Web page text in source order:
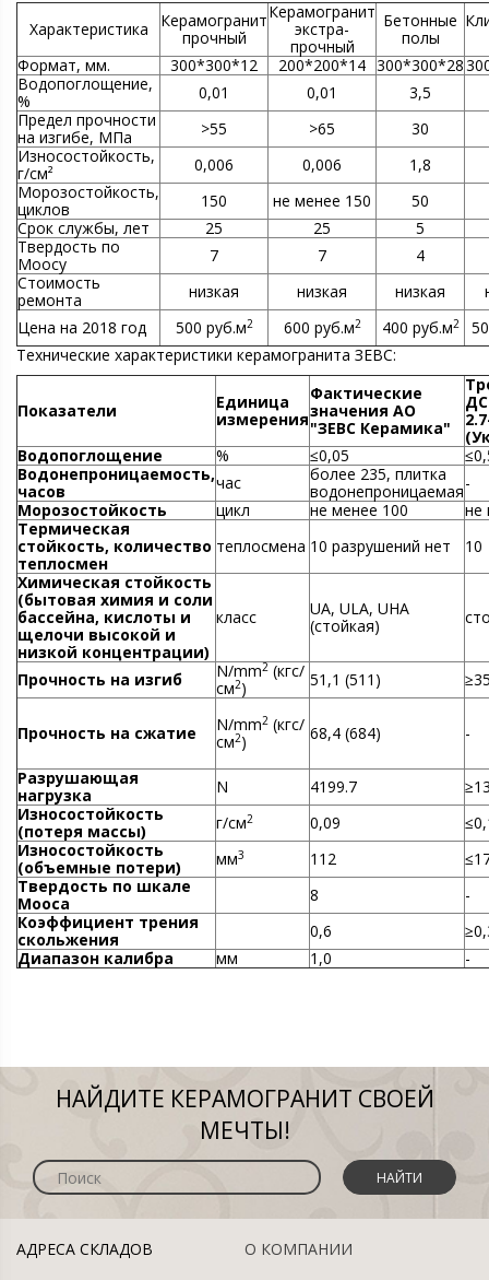
Характеристика
Керамогранит
прочный
Керамогранит
экстра-
прочный
Бетонные
полы
Формат, мм. 300*300*12 200*200*14 300*300*28
Водопоглощение,
%
0,01 0,01
3,5
Предел прочности
на изгибе, МПа
>55 >65
30
Износостойкость,
г/см²
0,006 0,006
1,8
Морозостойкость,
циклов
150 не менее 150
50
Срок службы, лет
25 25
5
Твердость по
Моосу
7 7
4
Стоимость
ремонта
низкая низкая низкая
Цена на 2018 год
500 руб.м2 600 руб.м2 400 руб.м2
Технические характеристики керамогранита ЗЕВС:
Показатели
Единица
измерения
Фактические
значения АО
"ЗЕВС Керамика"
Водопоглощение
% ≤0,05
Водонепроницаемость,
часов
час
более 235, плитка
водонепроницаемая-
Морозостойкость
цикл не менее 100
не
Термическая
стойкость, количество
теплосмен
теплосмена 10 разрушений нет
10
Химическая стойкость
(бытовая химия и соли
бассейна, кислоты и
щелочи высокой и
низкой концентрации)
класс
UA, ULA, UHA
(стойкая)
Прочность на изгиб N/mm2 (кгс/
см2) 51,1 (511)
Прочность на сжатие N/mm2 (кгс/
см2) 68,4 (684) -
Разрушающая
нагрузка
N 4199.7
Износостойкость
(потеря массы)
г/см2 0,09
Износостойкость
(объемные потери)
мм3 112
Твердость по шкале
Мооса
8
-
Коэффициент трения
скольжения
0,6
Диапазон калибра
мм 1,0 -
НАЙДИТЕ КЕРАМОГРАНИТ СВОЕЙ
МЕЧТЫ!
НАЙТИ
АДРЕСА СКЛАДОВ О КОМПАНИИ